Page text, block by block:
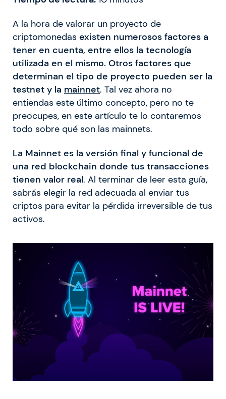
A la hora de valorar un proyecto de
criptomonedas existen numerosos factores a
tener en cuenta, entre ellos la tecnología
utilizada en el mismo. Otros factores que
determinan el tipo de proyecto pueden ser la
testnet y la mainnet. Tal vez ahora no
entiendas este último concepto, pero no te
preocupes, en este artículo te lo contaremos
todo sobre qué son las mainnets.
La Mainnet es la versión final y funcional de
una red blockchain donde tus transacciones
tienen valor real. Al terminar de leer esta guía,
sabrás elegir la red adecuada al enviar tus
criptos para evitar la pérdida irreversible de tus
activos.